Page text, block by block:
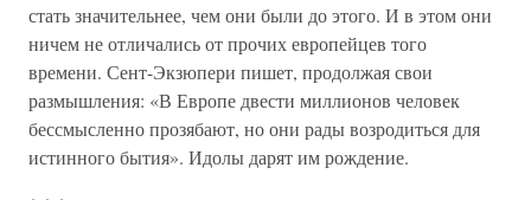
стать значительнее, чем они были до этого. И в этом они
ничем не отличались от прочих европейцев того
времени. Сент-Экзюпери пишет, продолжая свои
размышления: «В Европе двести миллионов человек
бессмысленно прозябают, но они рады возродиться для
истинного бытия». Идолы дарят им рождение.